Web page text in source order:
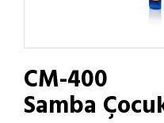
CM-400
Samba